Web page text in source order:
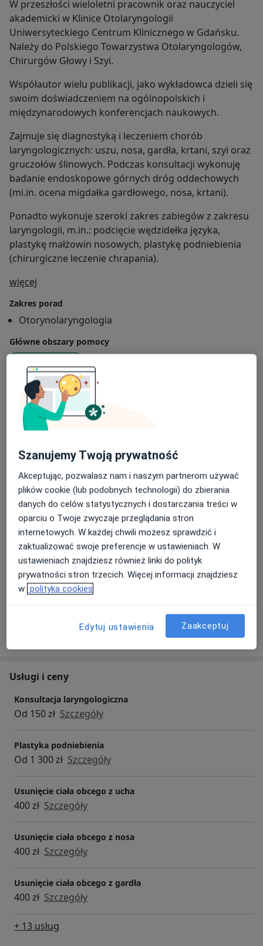
W przeszłości wieloletni pracownik oraz nauczyciel
akademicki w Klinice Otolaryngologii
Uniwersyteckiego Centrum Klinicznego w Gdańsku.
Należy do Polskiego Towarzystwa Otolaryngologów,
Chirurgów Głowy i Szyi.
Współautor wielu publikacji, jako wykładowca dzieli się
swoim doświadczeniem na ogólnopolskich i
międzynarodowych konferencjach naukowych.
Zajmuje się diagnostyką i leczeniem chorób
laryngologicznych: uszu, nosa, gardła, krtani, szyi oraz
gruczołów ślinowych. Podczas konsultacji wykonuję
badanie endoskopowe górnych dróg oddechowych
(mi.in. ocena migdałka gardłowego, nosa, krtani).
Ponadto wykonuje szeroki zakres zabiegów z zakresu
laryngologii, m.in.: podcięcie wędzidełka języka,
plastykę małżowin nosowych, plastykę podniebienia
(chirurgiczne leczenie chrapania).
więcej
Zakres porad
Otorynolaryngologia
Główne obszary pomocy
Pacjenci których przyjmuję
Dorośli (Tylko pod niektórymi adresami)
Dzieci (Tylko pod niektórymi adresami)
Stacjonarne Zobacz lokalizacje (2)
Zdjęcia i filmy
Zobacz galerię (3)
Pokaż więcejo doświadczeniu
Usługi i ceny
Konsultacja laryngologiczna
Od 150 zł Szczegóły
Plastyka podniebienia
Od 1 300 zł Szczegóły
Usunięcie ciała obcego z ucha
400 zł Szczegóły
Usunięcie ciała obcego z nosa
400 zł Szczegóły
Usunięcie ciała obcego z gardła
400 zł Szczegóły
+ 13 usług
Szanujemy Twoją prywatność
Akceptując, pozwalasz nam i naszym partnerom używać
plików cookie (lub podobnych technologii) do zbierania
danych do celów statystycznych i dostarczania treści w
oparciu o Twoje zwyczaje przeglądania stron
internetowych. W każdej chwili możesz sprawdzić i
zaktualizować swoje preferencje w ustawieniach. W
ustawieniach znajdziesz również linki do polityk
prywatności stron trzecich. Więcej informacji znajdziesz
w polityka cookies
Edytuj ustawienia Zaakceptuj